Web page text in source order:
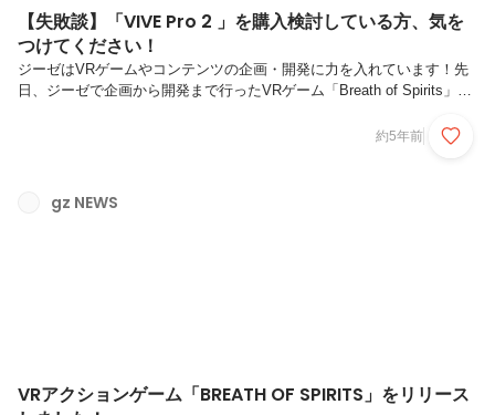
【失敗談】「VIVE Pro 2 」を購入検討している方、気を
つけてください！
ジーゼはVRゲームやコンテンツの企画・開発に力を入れています！先
日、ジーゼで企画から開発まで行ったVRゲーム「Breath of Spirits」も
さい！https://www.wantedly.com/companies/gzeal/post_articles/332345
ろが、5KディスプレイにHi-Resオーディオです！※画像はVIVE Pro 2
の公式サイト...
約5年前
gz NEWS
VRアクションゲーム「BREATH OF SPIRITS」をリリース